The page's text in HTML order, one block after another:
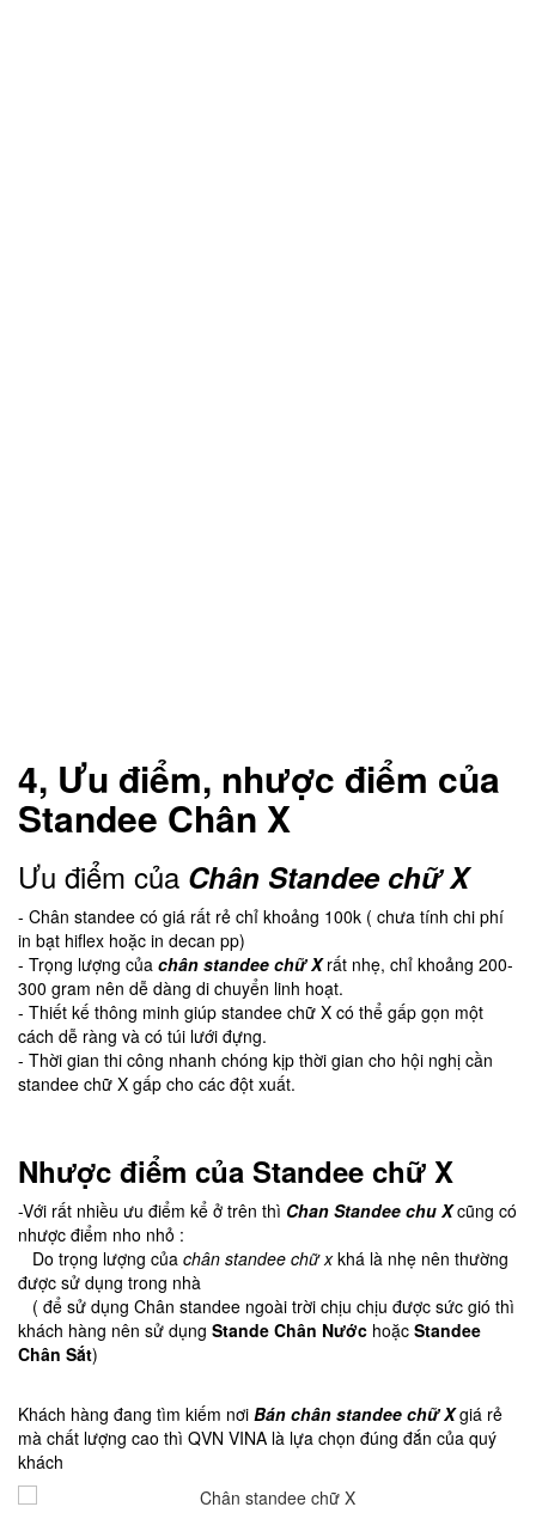
4, Ưu điểm, nhược điểm của
Standee Chân X
Ưu điểm của Chân Standee chữ X
- Chân standee có giá rất rẻ chỉ khoảng 100k ( chưa tính chi phí
in bạt hiflex hoặc in decan pp)
- Trọng lượng của chân standee chữ Xrất nhẹ, chỉ khoảng 200-
300 gram nên dễ dàng di chuyển linh hoạt.
- Thiết kế thông minh giúp standee chữ X có thể gấp gọn một
cách dễ ràng và có túi lưới đựng.
- Thời gian thi công nhanh chóng kịp thời gian cho hội nghị cần
standee chữ X gấp cho các đột xuất.
Nhược điểm của Standee chữ X
-Với rất nhiều ưu điểm kể ở trên thì Chan Standee chu Xcũng có
nhược điểm nho nhỏ :
Do trọng lượng của chân standee chữ xkhá là nhẹ nên thường
được sử dụng trong nhà
( để sử dụng Chân standee ngoài trời chịu chịu được sức gió thì
khách hàng nên sử dụng Stande Chân Nước hoặc Standee
Chân Sắt)
Khách hàng đang tìm kiếm nơi Bán chân standee chữ X giá rẻ
mà chất lượng cao thì QVN VINA là lựa chọn đúng đắn của quý
khách